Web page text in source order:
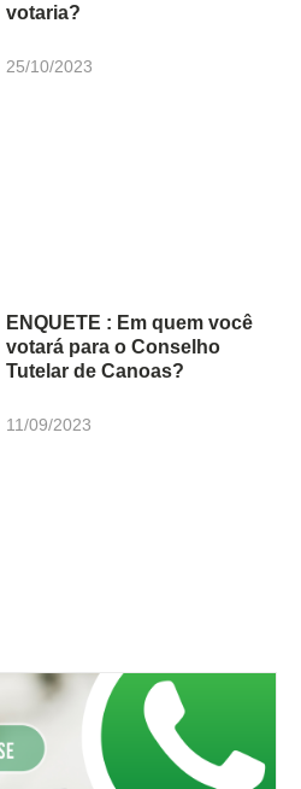
votaria?
25/10/2023
ENQUETE : Em quem você
votará para o Conselho
Tutelar de Canoas?
11/09/2023